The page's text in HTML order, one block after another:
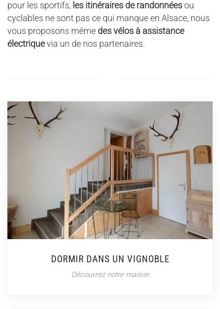
pour les sportifs, les itinéraires de randonnées ou
cyclables ne sont pas ce qui manque en Alsace, nous
vous proposons même des vélos à assistance
électriquevia un de nos partenaires.
DORMIR DANS UN VIGNOBLE
Découvrez notre maison